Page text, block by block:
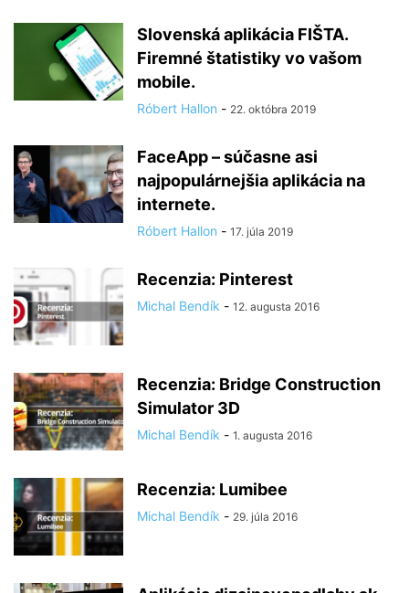
Slovenská aplikácia FIŠTA.
Firemné štatistiky vo vašom
mobile.
Róbert Hallon - 22. októbra 2019
FaceApp – súčasne asi
najpopulárnejšia aplikácia na
internete.
Róbert Hallon - 17. júla 2019
Recenzia: Pinterest
Michal Bendík - 12. augusta 2016
Recenzia: Bridge Construction
Simulator 3D
Michal Bendík - 1. augusta 2016
Recenzia: Lumibee
Michal Bendík - 29. júla 2016